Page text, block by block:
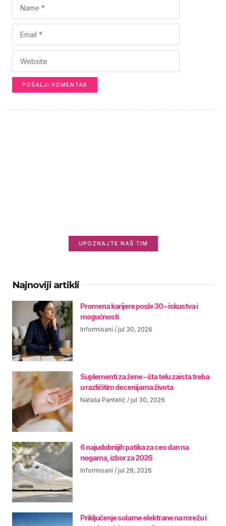
UPOZNAJTE NAŠ TIM
Najnoviji artikli
Promena karijere posle 30 – iskustva i
mogućnosti
Informisani jul 30, 2026
Suplementi za žene – šta telu zaista treba
u različitim decenijama života
Nataša Pantelić jul 30, 2026
6 najudobnijih patika za ceo dan na
nogama, izbor za 2026
Informisani jul 28, 2026
Priključenje solarne elektrane na mrežu i